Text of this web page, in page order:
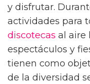
y disfrutar.
actividades para
discotecas al aire
espectáculos y
tienen como
de la diversidad